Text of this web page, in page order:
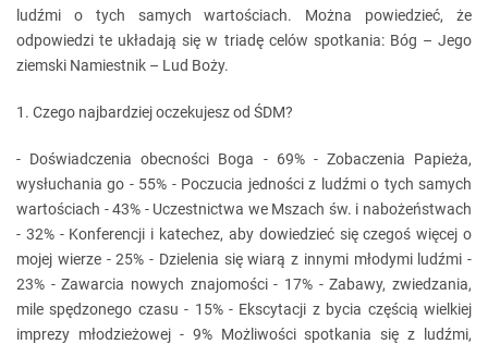
ludźmi o tych samych wartościach. Można powiedzieć, że
odpowiedzi te układają się w triadę celów spotkania: Bóg – Jego
ziemski Namiestnik – Lud Boży.
1. Czego najbardziej oczekujesz od ŚDM?
- Doświadczenia obecności Boga - 69% - Zobaczenia Papieża,
wysłuchania go - 55% - Poczucia jedności z ludźmi o tych samych
wartościach - 43% - Uczestnictwa we Mszach św. i nabożeństwach
- 32% - Konferencji i katechez, aby dowiedzieć się czegoś więcej o
mojej wierze - 25% - Dzielenia się wiarą z innymi młodymi ludźmi -
23% - Zawarcia nowych znajomości - 17% - Zabawy, zwiedzania,
mile spędzonego czasu - 15% - Ekscytacji z bycia częścią wielkiej
imprezy młodzieżowej - 9% Możliwości spotkania się z ludźmi,